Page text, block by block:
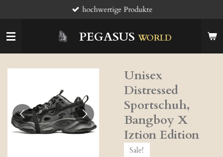
Hauptinhalt
springen
PEGASUS WORLD
hochwertige Produkte
Unisex
Distressed
Sportschuh,
Bangboy X
Iztion Edition
Sale!